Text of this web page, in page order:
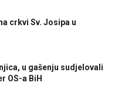
crkvi Sv. Josipa u
u gašenju sudjelovali
OS-a BiH